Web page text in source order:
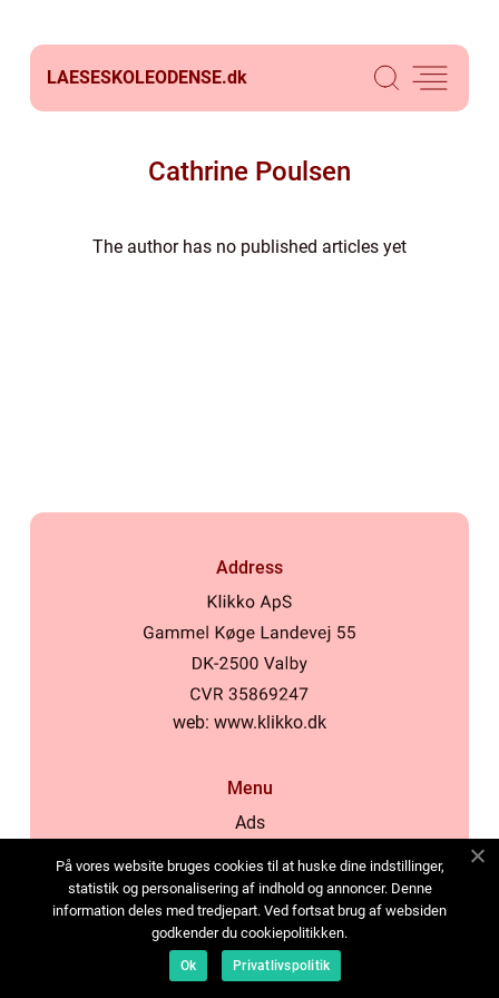
LAESESKOLEODENSE.dk
Cathrine Poulsen
The author has no published articles yet
Address
web: www.klikko.dk
Menu
Ads
Cookies
Contact
Sitemap
På vores website bruges cookies til at huske dine indstillinger,
statistik og personalisering af indhold og annoncer. Denne
information deles med tredjepart. Ved fortsat brug af websiden
godkender du cookiepolitikken.
Ok Privatlivspolitik